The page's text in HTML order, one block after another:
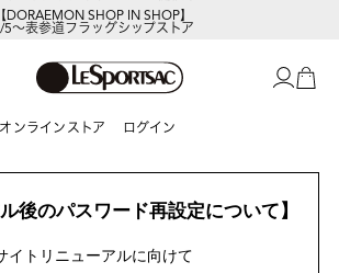
【DORAEMON SHOP IN SHOP】
5～表参道フラッグシップストア
ンラインストア ログイン
後のパスワード再設定について】
イトリニューアルに向けて